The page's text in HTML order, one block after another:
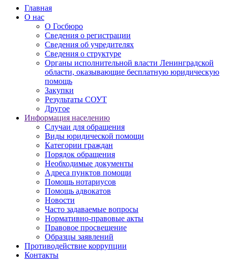
Главная
О нас
О Госбюро
Сведения о регистрации
Сведения об учредителях
Сведения о структуре
Органы исполнительной власти Ленинградской
области, оказывающие бесплатную юридическую
помощь
Закупки
Результаты СОУТ
Другое
Информация населению
Случаи для обращения
Виды юридической помощи
Категории граждан
Порядок обращения
Необходимые документы
Адреса пунктов помощи
Помощь нотариусов
Помощь адвокатов
Новости
Часто задаваемые вопросы
Нормативно-правовые акты
Правовое просвещение
Образцы заявлений
Противодействие коррупции
Контакты